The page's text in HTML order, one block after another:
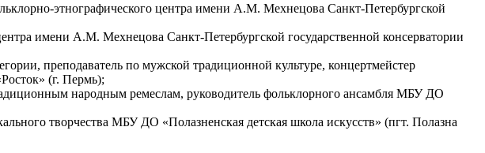
этнографического центра имени А.М. Мехнецова Санкт-Петербургской
имени А.М. Мехнецова Санкт-Петербургской государственной консерватории
преподаватель по мужской традиционной культуре, концертмейстер
(г. Пермь);
народным ремеслам, руководитель фольклорного ансамбля МБУ ДО
творчества МБУ ДО «Полазненская детская школа искусств» (пгт. Полазна